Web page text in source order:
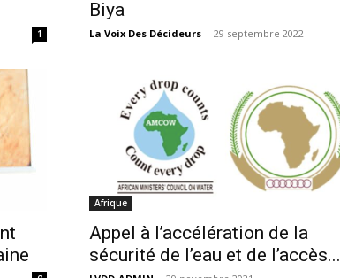
1
Biya
La Voix Des Décideurs - 29 septembre 2022
Afrique
Appel à l’accélération de la
sécurité de l’eau et de l’accès...